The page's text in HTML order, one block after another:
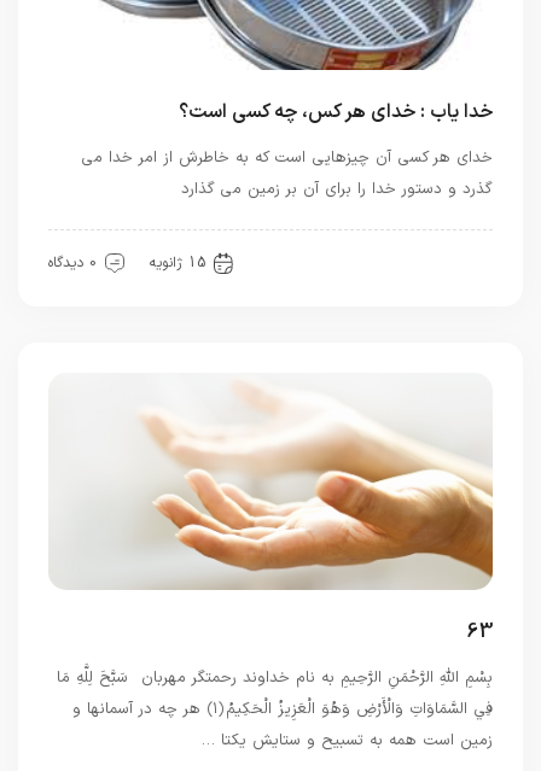
خدا یاب : خدای هر کس، چه کسی است؟
خدای هر کسی آن چیزهایی است که به خاطرش از امر خدا می
گذرد و دستور خدا را برای آن بر زمین می گذارد
15 ژانویه 0 دیدگاه
63
بِسْمِ اللَّهِ الرَّحْمَنِ الرَّحِيمِ به نام خداوند رحمتگر مهربان سَبَّحَ لِلَّهِ مَا
فِي السَّمَاوَاتِ وَالْأَرْضِ وَهُوَ الْعَزِيزُ الْحَكِيمُ ﴿۱﴾ هر چه در آسمانها و
زمین است همه به تسبیح و ستایش یکتا …